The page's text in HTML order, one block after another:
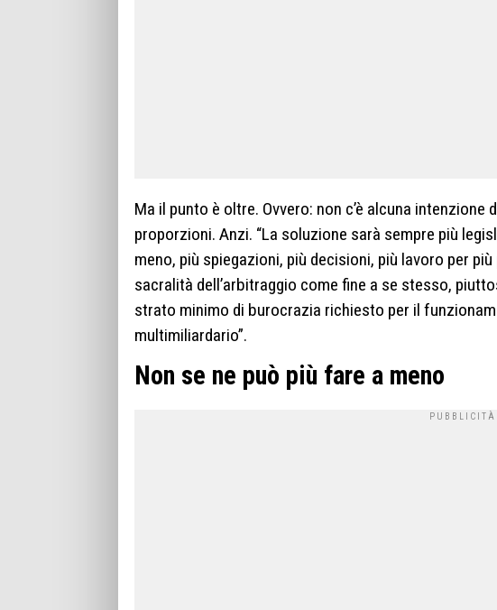
Ma il punto è oltre. Ovvero: non c’è alcuna
proporzioni. Anzi. “La soluzione sarà sempre più
meno, più spiegazioni, più decisioni, più lavoro per
sacralità dell’arbitraggio come fine a se stesso,
strato minimo di burocrazia richiesto per il
multimiliardario”.
Non se ne può più fare a meno